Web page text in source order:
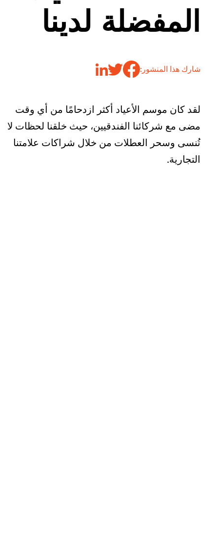
المفضلة لدينا
شارك هذا المنشور:
لقد كان موسم الأعياد أكثر ازدحامًا من أي وقت
مضى مع شركائنا الفندقيين، حيث خلقنا لحظات لا
تُنسى وسحر العطلات من خلال شراكات علامتنا
التجارية.